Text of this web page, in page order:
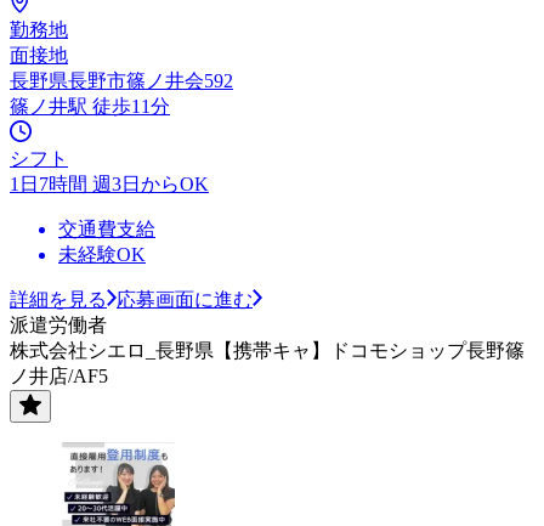
勤務地
面接地
長野県長野市篠ノ井会592
篠ノ井駅 徒歩11分
シフト
1日7時間 週3日からOK
交通費支給
未経験OK
詳細を見る
応募画面に進む
派遣労働者
株式会社シエロ_長野県【携帯キャ】ドコモショップ長野篠
ノ井店/AF5